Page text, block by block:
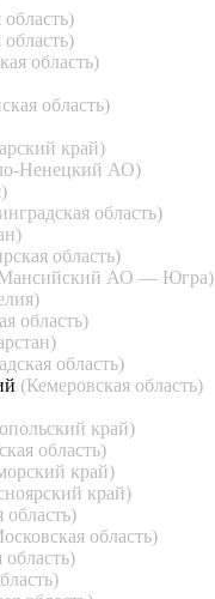
область)
область)
область)
край)
Ненецкий АО)
область)
область)
АО — Югра)
область)
область)
(Кемеровская область)
край)
область)
край)
край)
область)
область)